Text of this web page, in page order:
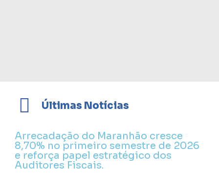
Últimas Notícias
Arrecadação do Maranhão cresce
8,70% no primeiro semestre de 2026
e reforça papel estratégico dos
Auditores Fiscais.